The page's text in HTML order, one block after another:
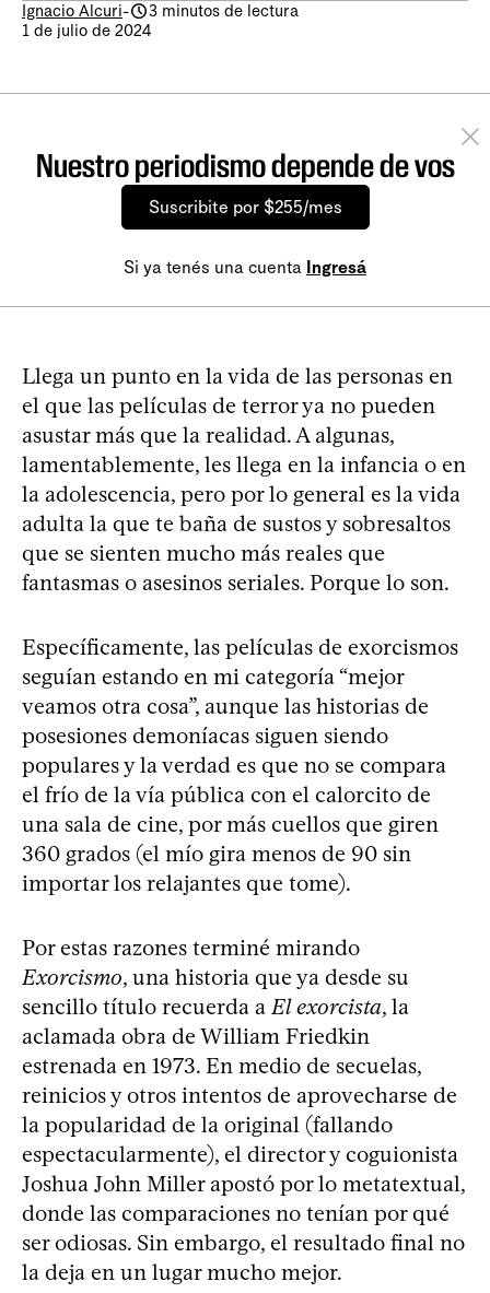
Ignacio Alcuri-
3 minutos de lectura
1 de julio de 2024
Nuestro periodismo depende de vos
Suscribite por $255/mes
Si ya tenés una cuenta Ingresá
Llega un punto en la vida de las personas en
el que las películas de terror ya no pueden
asustar más que la realidad. A algunas,
lamentablemente, les llega en la infancia o en
la adolescencia, pero por lo general es la vida
adulta la que te baña de sustos y sobresaltos
que se sienten mucho más reales que
fantasmas o asesinos seriales. Porque lo son.
Específicamente, las películas de exorcismos
seguían estando en mi categoría “mejor
veamos otra cosa”, aunque las historias de
posesiones demoníacas siguen siendo
populares y la verdad es que no se compara
el frío de la vía pública con el calorcito de
una sala de cine, por más cuellos que giren
360 grados (el mío gira menos de 90 sin
importar los relajantes que tome).
Por estas razones terminé mirando
Exorcismo, una historia que ya desde su
sencillo título recuerda aEl exorcista, la
aclamada obra de William Friedkin
estrenada en 1973. En medio de secuelas,
reinicios y otros intentos de aprovecharse de
la popularidad de la original (fallando
espectacularmente), el director y coguionista
Joshua John Miller apostó por lo metatextual,
donde las comparaciones no tenían por qué
ser odiosas. Sin embargo, el resultado final no
la deja en un lugar mucho mejor.